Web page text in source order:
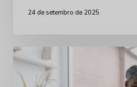
24 de setembro de 2025
myArbrea
Evolução